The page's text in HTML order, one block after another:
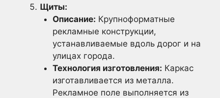
Щиты:
Описание: Крупноформатные
рекламные конструкции,
устанавливаемые вдоль дорог и на
улицах города.
Технология изготовления: Каркас
изготавливается из металла.
Рекламное поле выполняется из